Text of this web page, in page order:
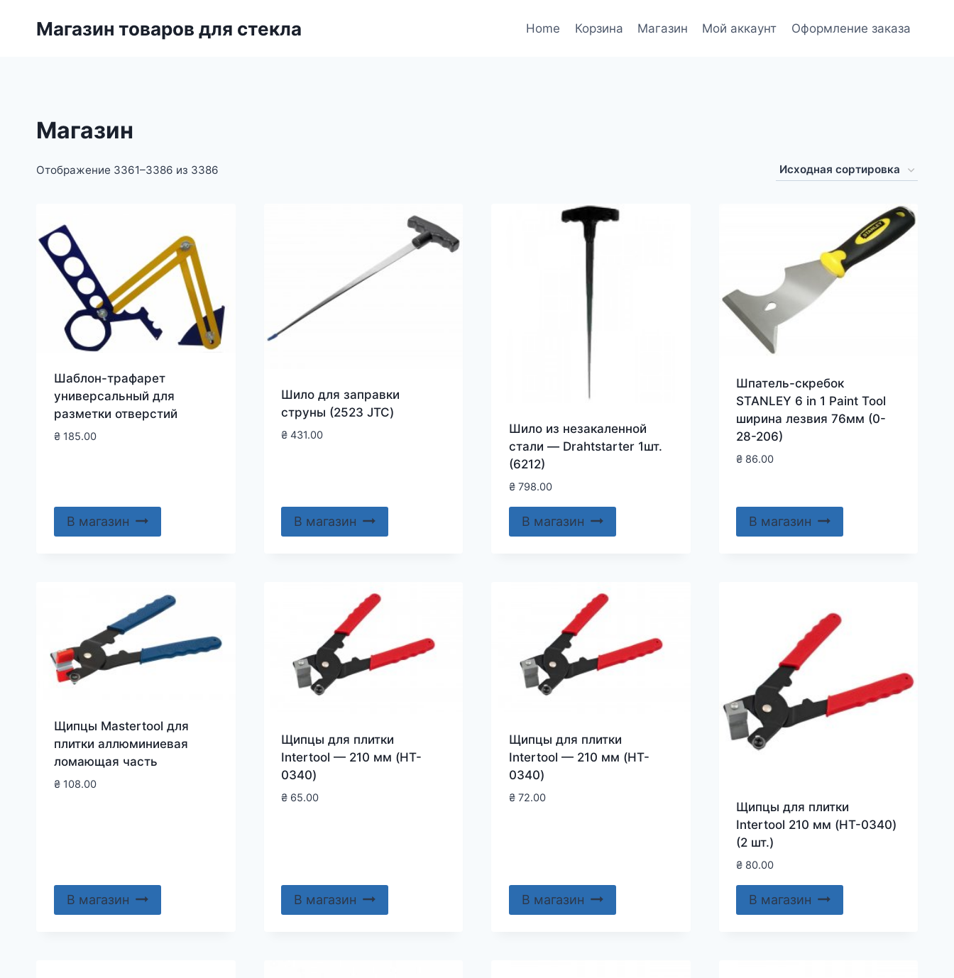
Магазин товаров для стекла Home Корзина Магазин Мой аккаунт Оформление заказа
Магазин
Отображение 3361–3386 из 3386
Шаблон-трафарет
универсальный для
разметки отверстий
₴185.00
В магазин
Шило для заправки
струны (2523 JTC)
₴ 431.00
В магазин
Шило из незакаленной
стали — Drahtstarter 1шт.
(6212)
₴798.00
В магазин
Шпатель-скребок
STANLEY 6 in 1 Paint Tool
ширина лезвия 76мм (0-
28-206)
₴ 86.00
В магазин
Щипцы Mastertool для
плитки аллюминиевая
ломающая часть
₴108.00
В магазин
Щипцы для плитки
Intertool — 210 мм (HT-
0340)
₴ 65.00
В магазин
Щипцы для плитки
Intertool — 210 мм (HT-
0340)
₴72.00
В магазин
Щипцы для плитки
Intertool 210 мм (HT-0340)
(2 шт.)
₴ 80.00
В магазин